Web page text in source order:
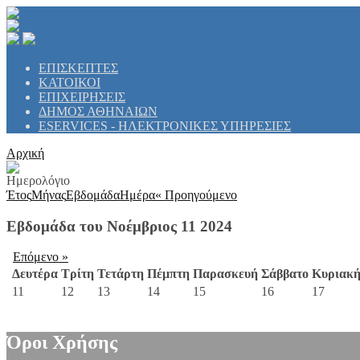
ΕΠΙΣΚΕΠΤΕΣ
ΚΑΤΟΙΚΟΙ
ΕΠΙΧΕΙΡΗΣΕΙΣ
ΔΗΜΟΣ ΑΘΗΝΑΙΩΝ
ESERVICES - ΗΛΕΚΤΡΟΝΙΚΕΣ ΥΠΗΡΕΣΙΕΣ
Αρχική
Ημερολόγιο
ΈτοςΜήναςΕβδομάδαΗμέρα« Προηγούμενο
Εβδομάδα του Νοέμβριος 11 2024
Επόμενο »
Δευτέρα Τρίτη Τετάρτη Πέμπτη Παρασκευή Σάββατο Κυριακή
11
12 13 14 15 16 17
Όροι Χρήσης